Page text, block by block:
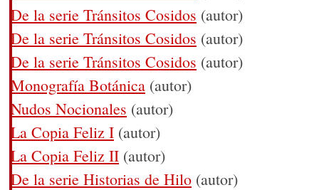
De la serie Tránsitos Cosidos (autor)
De la serie Tránsitos Cosidos (autor)
De la serie Tránsitos Cosidos (autor)
Monografía Botánica (autor)
Nudos Nocionales (autor)
La Copia Feliz I (autor)
La Copia Feliz II (autor)
De la serie Historias de Hilo (autor)